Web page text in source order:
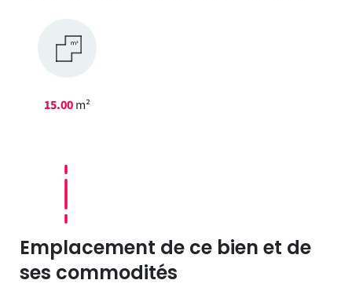
15.00m²
Emplacement de ce bien et de
ses commodités